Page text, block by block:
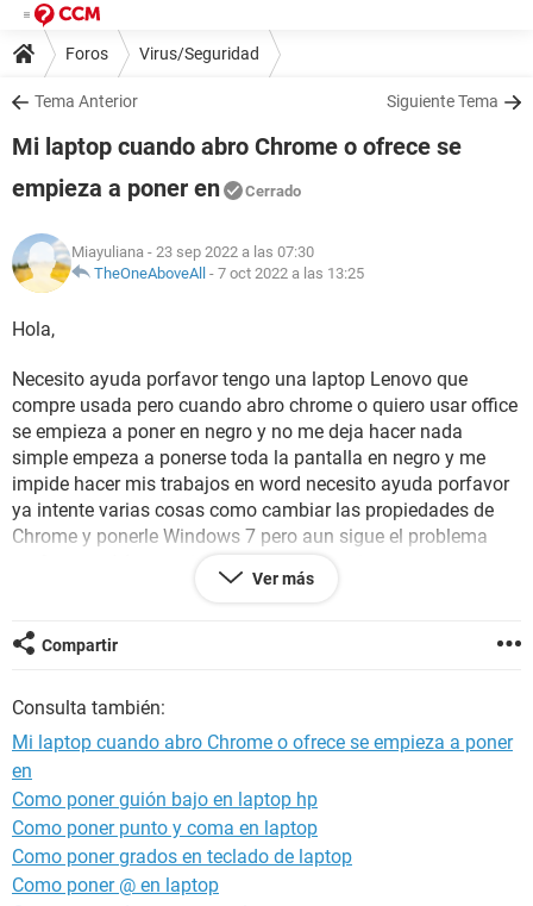
Foros Virus/Seguridad
Tema Anterior Siguiente Tema
Mi laptop cuando abro Chrome o ofrece se
empieza a poner en
Cerrado
Miayuliana - 23 sep 2022 a las 07:30
TheOneAboveAll - 7 oct 2022 a las 13:25
Hola,
Necesito ayuda porfavor tengo una laptop Lenovo que
compre usada pero cuando abro chrome o quiero usar office
se empieza a poner en negro y no me deja hacer nada
simple empeza a ponerse toda la pantalla en negro y me
impide hacer mis trabajos en word necesito ayuda porfavor
ya intente varias cosas como cambiar las propiedades de
Chrome y ponerle Windows 7 pero aun sigue el problema
contacto ***@*** porfavor necesito ayuda ocupo mucho
Android / Chrome 105.0.0.0
Ver más
Compartir
Consulta también:
Mi laptop cuando abro Chrome o ofrece se empieza a poner
en
Como poner guión bajo en laptop hp
Como poner punto y coma en laptop
Como poner grados en teclado de laptop
Como poner @ en laptop